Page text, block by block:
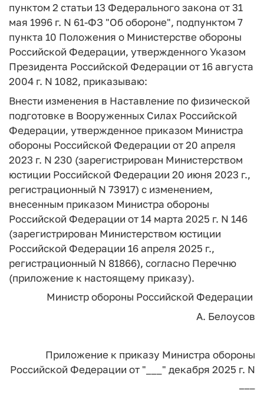
пунктом 2 статьи 13 Федерального закона от 31
мая 1996 г. N 61-ФЗ "Об обороне", подпунктом 7
пункта 10 Положения о Министерстве обороны
Российской Федерации, утвержденного Указом
Президента Российской Федерации от 16 августа
2004 г. N 1082, приказываю:
Внести изменения в Наставление по физической
подготовке в Вооруженных Силах Российской
Федерации, утвержденное приказом Министра
обороны Российской Федерации от 20 апреля
2023 г. N 230 (зарегистрирован Министерством
юстиции Российской Федерации 20 июня 2023 г.,
регистрационный N 73917) с изменением,
внесенным приказом Министра обороны
Российской Федерации от 14 марта 2025 г. N 146
(зарегистрирован Министерством юстиции
Российской Федерации 16 апреля 2025 г.,
регистрационный N 81866), согласно Перечню
(приложение к настоящему приказу).
Министр обороны Российской Федерации
А. Белоусов
Приложение к приказу Министра обороны
Российской Федерации от "___" декабря 2025 г. N